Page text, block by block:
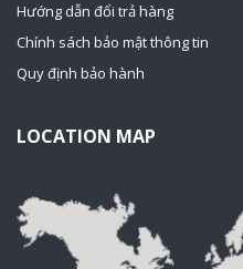
Hướng dẫn đổi trả hàng
Chính sách bảo mật thông tin
Quy định bảo hành
LOCATION MAP